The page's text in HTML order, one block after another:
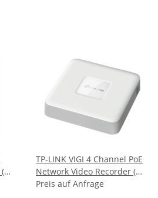
TP-LINK VIGI 4 Channel PoE
Network Video Recorder (
VIGI NVR1104H-4P )
Preis auf Anfrage